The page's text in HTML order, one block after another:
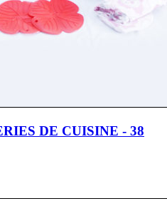
DE CUISINE - 38